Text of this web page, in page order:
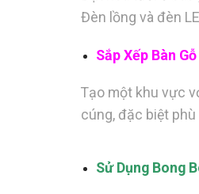
Đèn lồng và đèn
Sắp Xếp Bàn
Tạo một khu vực
cúng, đặc biệt
Sử Dụng Bong